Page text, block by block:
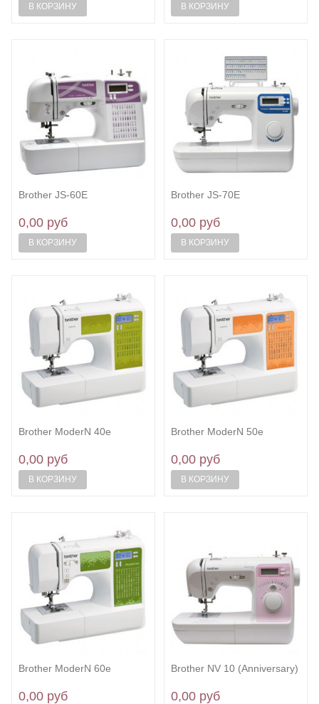
В КОРЗИНУ В КОРЗИНУ
Brother JS-60E
0,00 руб
В КОРЗИНУ
Brother JS-70E
0,00 руб
В КОРЗИНУ
Brother ModerN 40e
0,00 руб
В КОРЗИНУ
Brother ModerN 50e
0,00 руб
В КОРЗИНУ
Brother ModerN 60e
0,00 руб
Brother NV 10 (Anniversary)
0,00 руб